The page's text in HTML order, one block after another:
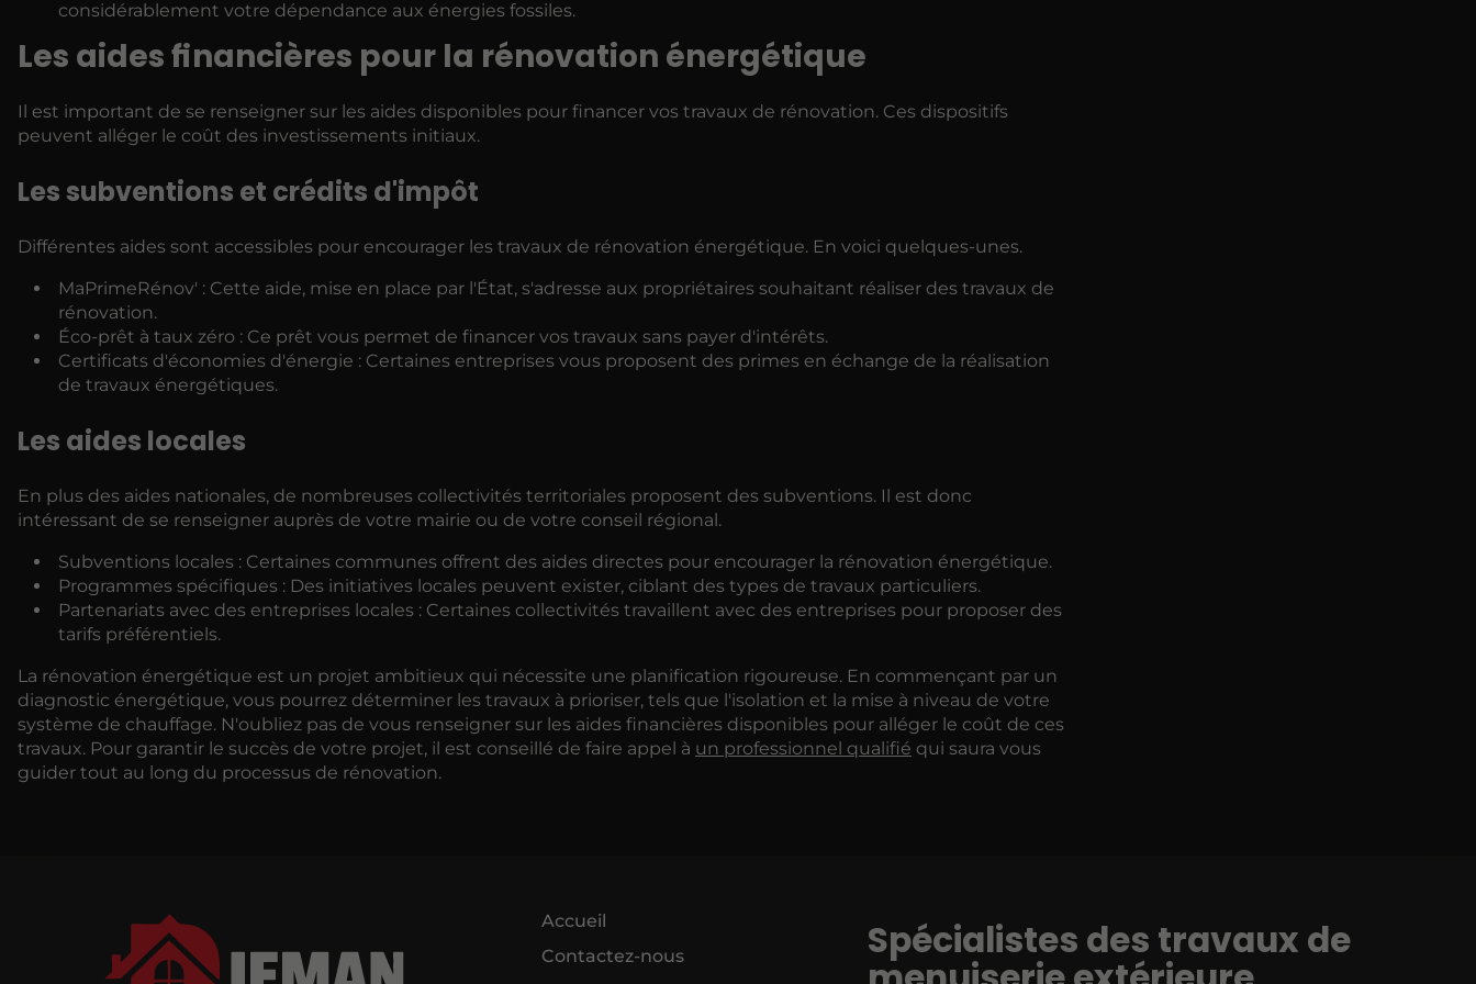
considérablement votre dépendance aux énergies fossiles.
Les aides financières pour la rénovation énergétique
Il est important de se renseigner sur les aides disponibles pour financer vos travaux de rénovation. Ces dispositifs
peuvent alléger le coût des investissements initiaux.
Les subventions et crédits d'impôt
Différentes aides sont accessibles pour encourager les travaux de rénovation énergétique. En voici quelques-unes.
MaPrimeRénov' : Cette aide, mise en place par l'État, s'adresse aux propriétaires souhaitant réaliser des travaux de
rénovation.
Éco-prêt à taux zéro : Ce prêt vous permet de financer vos travaux sans payer d'intérêts.
Certificats d'économies d'énergie : Certaines entreprises vous proposent des primes en échange de la réalisation
de travaux énergétiques.
Les aides locales
En plus des aides nationales, de nombreuses collectivités territoriales proposent des subventions. Il est donc
intéressant de se renseigner auprès de votre mairie ou de votre conseil régional.
Subventions locales : Certaines communes offrent des aides directes pour encourager la rénovation énergétique.
Programmes spécifiques : Des initiatives locales peuvent exister, ciblant des types de travaux particuliers.
Partenariats avec des entreprises locales : Certaines collectivités travaillent avec des entreprises pour proposer des
tarifs préférentiels.
La rénovation énergétique est un projet ambitieux qui nécessite une planification rigoureuse. En commençant par un
diagnostic énergétique, vous pourrez déterminer les travaux à prioriser, tels que l'isolation et la mise à niveau de votre
système de chauffage. N'oubliez pas de vous renseigner sur les aides financières disponibles pour alléger le coût de ces
travaux. Pour garantir le succès de votre projet, il est conseillé de faire appel à un professionnel qualifié qui saura vous
guider tout au long du processus de rénovation.
Accueil
Contactez-nous
Spécialistes des travaux de